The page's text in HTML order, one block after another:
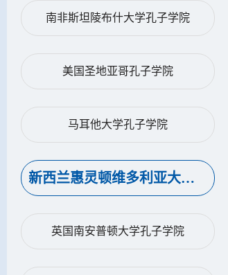
南非斯坦陵布什大学孔子学院
美国圣地亚哥孔子学院
马耳他大学孔子学院
新西兰惠灵顿维多利亚大学孔子学院
英国南安普顿大学孔子学院